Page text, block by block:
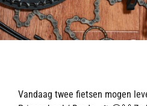
Vandaag twee fietsen mogen